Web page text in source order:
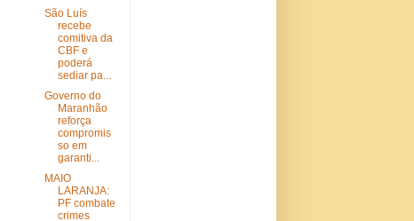
São Luís
recebe
comitiva da
CBF e
poderá
sediar pa...
Governo do
Maranhão
reforça
compromis
so em
garanti...
MAIO
LARANJA:
PF combate
crimes